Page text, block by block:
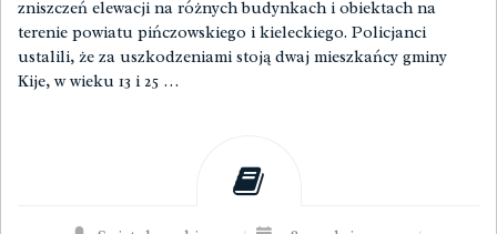
zniszczeń elewacji na różnych budynkach i obiektach na
terenie powiatu pińczowskiego i kieleckiego. Policjanci
ustalili, że za uszkodzeniami stoją dwaj mieszkańcy gminy
Kije, w wieku 13 i 25 …